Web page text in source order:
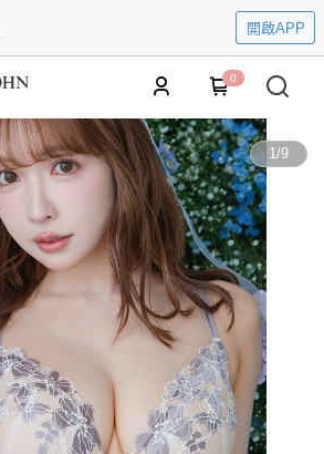
開啟APP
0
1/9